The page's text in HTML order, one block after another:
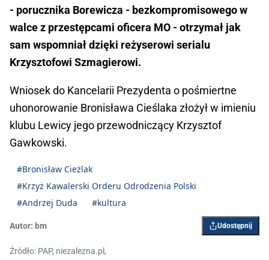
- porucznika Borewicza - bezkompromisowego w
walce z przestępcami oficera MO - otrzymał jak
sam wspomniał dzięki reżyserowi serialu
Krzysztofowi Szmagierowi.
Wniosek do Kancelarii Prezydenta o pośmiertne
uhonorowanie Bronisława Cieślaka złożył w imieniu
klubu Lewicy jego przewodniczący Krzysztof
Gawkowski.
#Bronisław Cieżlak
#Krzyż Kawalerski Orderu Odrodzenia Polski
#Andrzej Duda
#kultura
Autor: bm Udostępnij
Źródło: PAP, niezalezna.pl,